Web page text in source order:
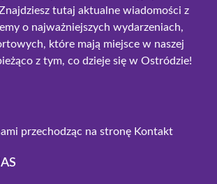
tutaj aktualne wiadomości z
o najważniejszych wydarzeniach,
które mają miejsce w naszej
z tym, co dzieje się w Ostródzie!
przechodząc na stronę Kontakt